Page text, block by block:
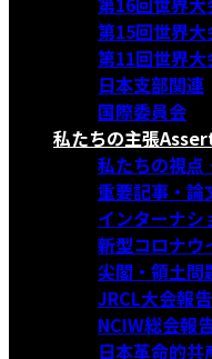
第15回世界大
第11回世界大
日本支部関連
国際委員会
私たちの主張
私たちの視点
重要記事・論
インターナシ
新型コロナウ
尖閣・領土問
JRCL大会報告
NCIW総会報
日本革命的共